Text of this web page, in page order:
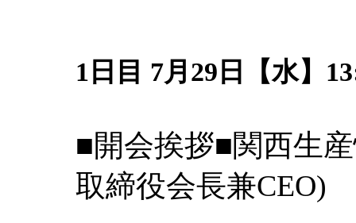
1日目 7月29日【水】
■開会挨拶■関西生
取締役会長兼